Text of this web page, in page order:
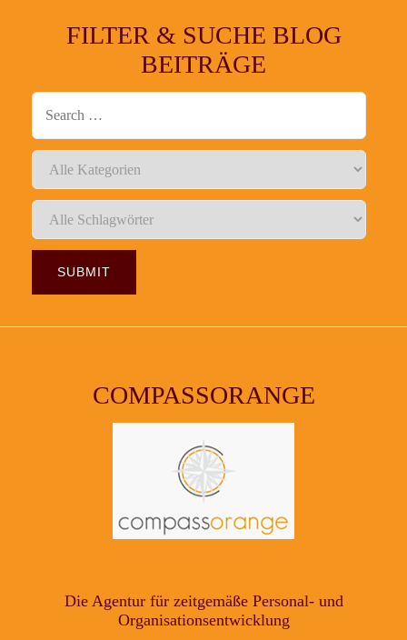
FILTER & SUCHE BLOG
BEITRÄGE
COMPASSORANGE
Die Agentur für zeitgemäße Personal- und
Organisationsentwicklung